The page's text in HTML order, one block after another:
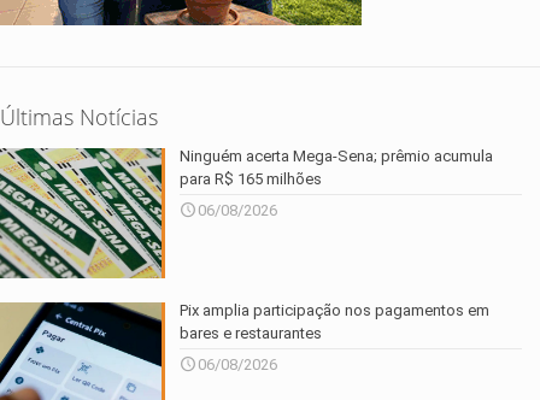
Últimas Notícias
Ninguém acerta Mega-Sena; prêmio acumula
para R$ 165 milhões
06/08/2026
Pix amplia participação nos pagamentos em
bares e restaurantes
06/08/2026